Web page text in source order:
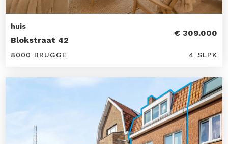
huis
Blokstraat 42
€ 309.000
8000 BRUGGE 4 SLPK